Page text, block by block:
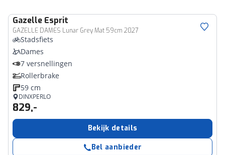
Gazelle Esprit
GAZELLE DAMES Lunar Grey Mat 59cm 2027
Stadsfiets
Dames
7 versnellingen
Rollerbrake
59 cm
DINXPERLO
829,-
Bekijk details
Bel aanbieder